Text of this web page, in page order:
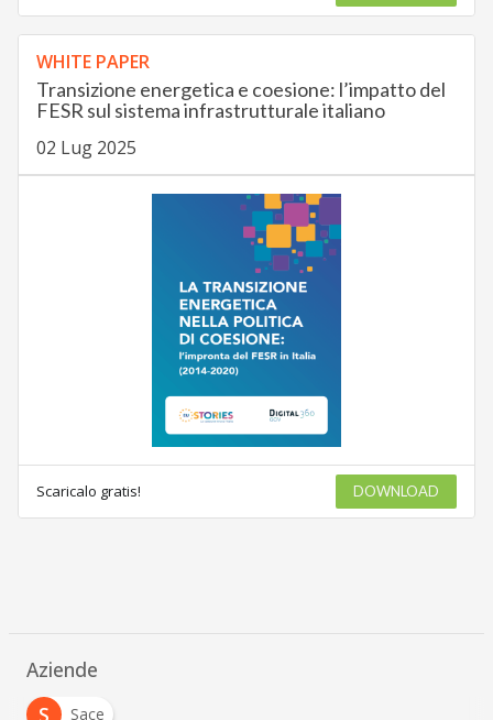
WHITE PAPER
Transizione energetica e coesione: l’impatto del
FESR sul sistema infrastrutturale italiano
02 Lug 2025
Scaricalo gratis! DOWNLOAD
Aziende
S
Sace